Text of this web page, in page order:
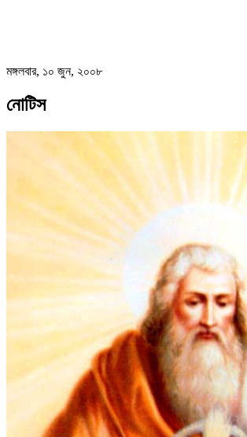
মঙ্গলবার, ১০ জুন, ২০০৮
নোটিস